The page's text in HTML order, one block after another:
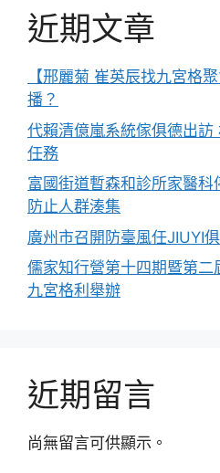
近期文章
【邢麗菊 崔英辰找九宮格
播？
代賴清億嵐系統傢俱德出
任務
富國街道暫森和診所家醫
防止人群湊集
廣州市召開防臺風任JIUYI
儒家知行營第十四期暨第
九宮格利舉辦
近期留言
尚無留言可供顯示。